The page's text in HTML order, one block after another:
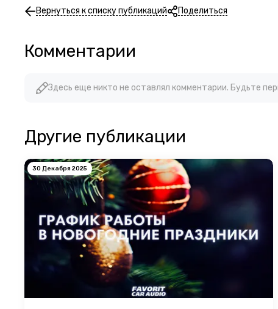
Вернуться к списку публикаций Поделиться
Комментарии
Здесь еще никто не оставлял комментарии. Будьте
Другие публикации
30 Декабря 2025